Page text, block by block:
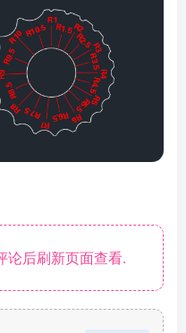
论后刷新页面查看.